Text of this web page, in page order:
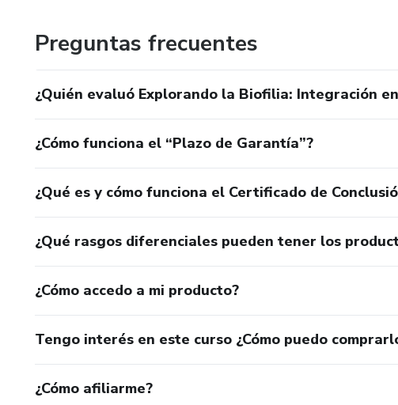
Preguntas frecuentes
¿Quién evaluó Explorando la Biofilia: Integración
¿Cómo funciona el “Plazo de Garantía”?
¿Qué es y cómo funciona el Certificado de
¿Qué rasgos diferenciales pueden tener los
¿Cómo accedo a mi producto?
Tengo interés en este curso ¿Cómo puedo
¿Cómo afiliarme?